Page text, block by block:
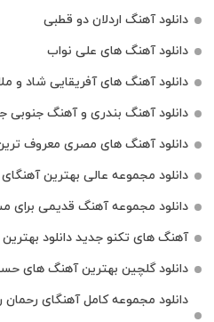
دانلود آهنگ اردلان دو قطبی
دانلود آهنگ های علی نواب
دانلود آهنگ های آفریقایی شاد و
دانلود آهنگ بندری و آهنگ جنوبی
دانلود آهنگ های مصری معروف
دانلود مجموعه عالی بهترین
دانلود مجموعه آهنگ قدیمی برای
آهنگ های تکنو جدید دانلود
دانلود گلچین بهترین آهنگ های
دانلود مجموعه کامل آهنگای